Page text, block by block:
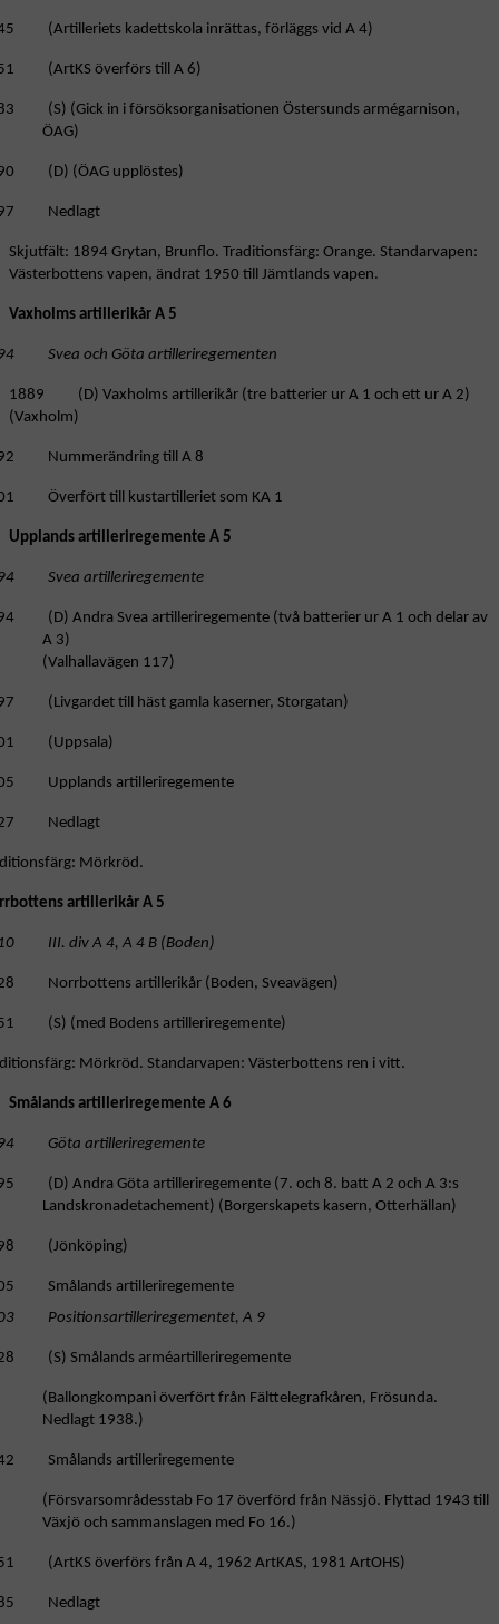
(Artilleriets kadettskola inrättas, förläggs vid A 4)
(ArtKS överförs till A 6)
(S) (Gick in i försöksorganisationen Östersunds armégarnison,
ÖAG)
(D) (ÖAG upplöstes)
Nedlagt
Skjutfält: 1894 Grytan, Brunflo. Traditionsfärg: Orange. Standarvapen:
Västerbottens vapen, ändrat 1950 till Jämtlands vapen.
Vaxholms artillerikår A 5
Svea och Göta artilleriregementen
1889 (D) Vaxholms artillerikår (tre batterier ur A 1 och ett ur A 2)
(Vaxholm)
Nummerändring till A 8
Överfört till kustartilleriet som KA 1
Upplands artilleriregemente A 5
Svea artilleriregemente
(D) Andra Svea artilleriregemente (två batterier ur A 1 och delar av
A 3)
(Valhallavägen 117)
(Livgardet till häst gamla kaserner, Storgatan)
(Uppsala)
Upplands artilleriregemente
Nedlagt
Mörkröd.
artillerikår A 5
III. div A 4, A 4 B (Boden)
Norrbottens artillerikår (Boden, Sveavägen)
(S) (med Bodens artilleriregemente)
Mörkröd. Standarvapen: Västerbottens ren i vitt.
Smålands artilleriregemente A 6
Göta artilleriregemente
(D) Andra Göta artilleriregemente (7. och 8. batt A 2 och A 3:s
Landskronadetachement) (Borgerskapets kasern, Otterhällan)
(Jönköping)
Smålands artilleriregemente
Positionsartilleriregementet, A 9
(S) Smålands arméartilleriregemente
överfört från Fälttelegrafkåren, Frösunda.
Nedlagt 1938.)
Smålands artilleriregemente
Fo 17 överförd från Nässjö. Flyttad 1943 till
Växjö och sammanslagen med Fo 16.)
(ArtKS överförs från A 4, 1962 ArtKAS, 1981 ArtOHS)
Nedlagt